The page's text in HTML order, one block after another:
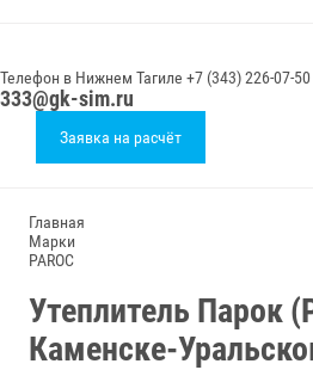
Телефон в Нижнем Тагиле +7 (343) 226-07-50
333@gk-sim.ru
Заявка на расчёт
Главная
Марки
PAROC
Утеплитель Парок
Каменске-